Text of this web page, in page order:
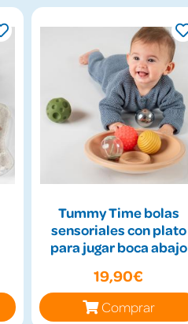
Tummy Time bolas
sensoriales con plato
para jugar boca abajo
19,90€
Comprar